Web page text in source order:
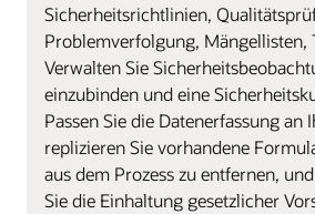
Sicherheitsrichtlinien,
Problemverfolgung, Mängellisten,
Verwalten Sie
einzubinden und eine
Passen Sie die Datenerfassung an
replizieren Sie vorhandene
aus dem Prozess zu entfernen,
Sie die Einhaltung gesetzlicher